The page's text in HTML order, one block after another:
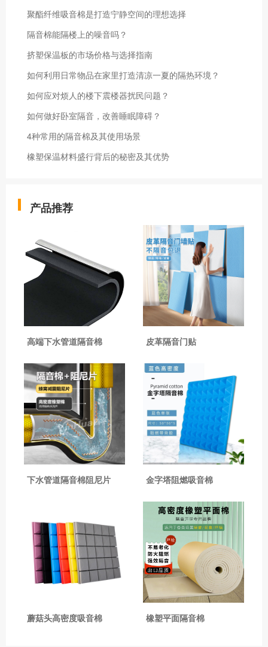
聚酯纤维吸音棉是打造宁静空间的理想选择
隔音棉能隔楼上的噪音吗？
挤塑保温板的市场价格与选择指南
​如何利用日常物品在家里打造清凉一夏的隔热环境？
如何应对烦人的楼下震楼器扰民问题？
如何做好卧室隔音，改善睡眠障碍？
4种常用的隔音棉及其使用场景
橡塑保温材料盛行背后的秘密及其优势
产品推荐
高端下水管道隔音棉 皮革隔音门贴
下水管道隔音棉阻尼片 金字塔阻燃吸音棉
蘑菇头高密度吸音棉 橡塑平面隔音棉